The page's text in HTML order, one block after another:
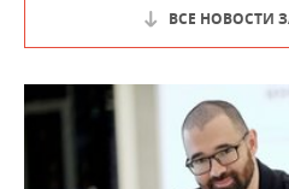
ВСЕ НОВОСТИ